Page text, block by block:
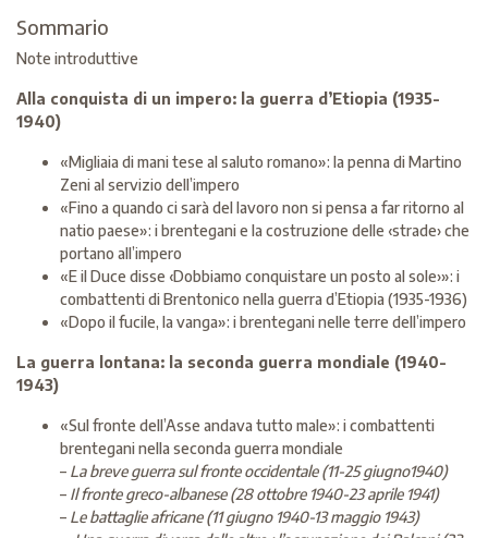
Sommario
Note introduttive
Alla conquista di un impero: la guerra d’Etiopia (1935-
1940)
«Migliaia di mani tese al saluto romano»: la penna di Martino
Zeni al servizio dell’impero
«Fino a quando ci sarà del lavoro non si pensa a far ritorno al
natio paese»: i brentegani e la costruzione delle ‹strade› che
portano all’impero
«E il Duce disse ‹Dobbiamo conquistare un posto al sole›»: i
combattenti di Brentonico nella guerra d’Etiopia (1935-1936)
«Dopo il fucile, la vanga»: i brentegani nelle terre dell’impero
La guerra lontana: la seconda guerra mondiale (1940-
1943)
«Sul fronte dell’Asse andava tutto male»: i combattenti
brentegani nella seconda guerra mondiale
– La breve guerra sul fronte occidentale (11-25 giugno1940)
– Il fronte greco-albanese (28 ottobre 1940-23 aprile 1941)
– Le battaglie africane (11 giugno 1940-13 maggio 1943)